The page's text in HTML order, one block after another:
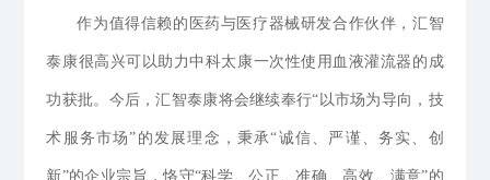
作为值得信赖的医药与医疗器械研发合作伙伴，汇智
泰康很高兴可以助力中科太康一次性使用血液灌流器的成
功获批。今后，汇智泰康将会继续奉行“以市场为导向，技
术服务市场”的发展理念，秉承“诚信、严谨、务实、创
新”的企业宗旨，恪守“科学、公正、准确、高效、满意”的